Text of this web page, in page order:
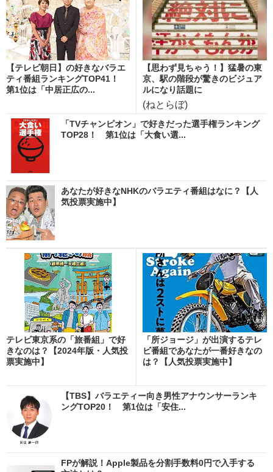
【テレビ朝日】の好きなバラエ
ティ番組ランキングTOP41！
第1位は「中居正広の...
【思わず見ちゃう！】猛暑の東
京、駅の階段が驚きのビジュア
ルになり話題に
(ねとらぼ)
「TVチャンピオン」で好きだった選手権ランキング
TOP28！ 第1位は「大食い選...
あなたが好きなNHKのバラエティ番組はなに？【人
気投票実施中】
テレビ東京系の「旅番組」で好
きなのは？【2024年版・人気投
票実施中】
「所ジョージ」が出演するテレ
ビ番組であなたが一番好きなの
は？【人気投票実施中】
【TBS】バラエティー向き男性アナウンサーランキ
ングTOP20！ 第1位は「安住...
FPが解説！Apple製品を分割手数料0円で入手する